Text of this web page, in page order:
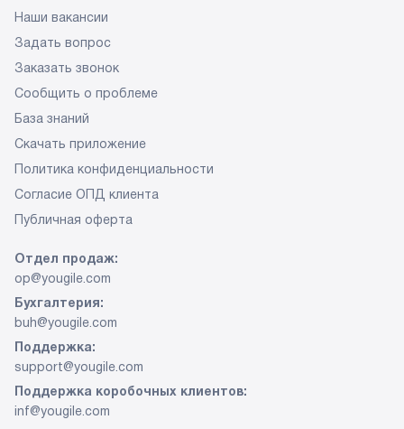
Наши вакансии
Задать вопрос
Заказать звонок
Сообщить о проблеме
База знаний
Скачать приложение
Политика конфиденциальности
Согласие ОПД клиента
Публичная оферта
Отдел продаж:
op@yougile.com
Бухгалтерия:
buh@yougile.com
Поддержка:
support@yougile.com
Поддержка коробочных клиентов:
inf@yougile.com